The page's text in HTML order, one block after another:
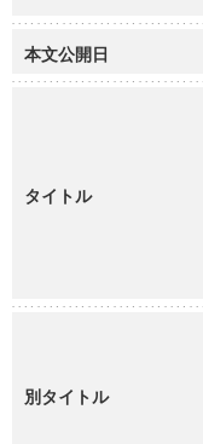
本文公開日
タイトル
別タイトル